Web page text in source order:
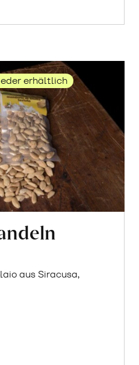
erhältlich
aus Siracusa,